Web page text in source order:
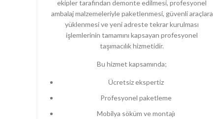
ekipler tarafından demonte edilmesi, profesyonel
ambalaj malzemeleriyle paketlenmesi, güvenli araçlara
yüklenmesi ve yeni adreste tekrar kurulması
işlemlerinin tamamını kapsayan profesyonel
taşımacılık hizmetidir.
Bu hizmet kapsamında;
Ücretsiz ekspertiz
Profesyonel paketleme
Mobilya söküm ve montajı